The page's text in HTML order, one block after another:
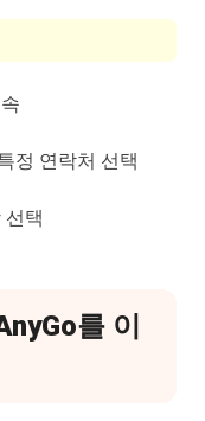
정 연락처 선택
선택
를 이